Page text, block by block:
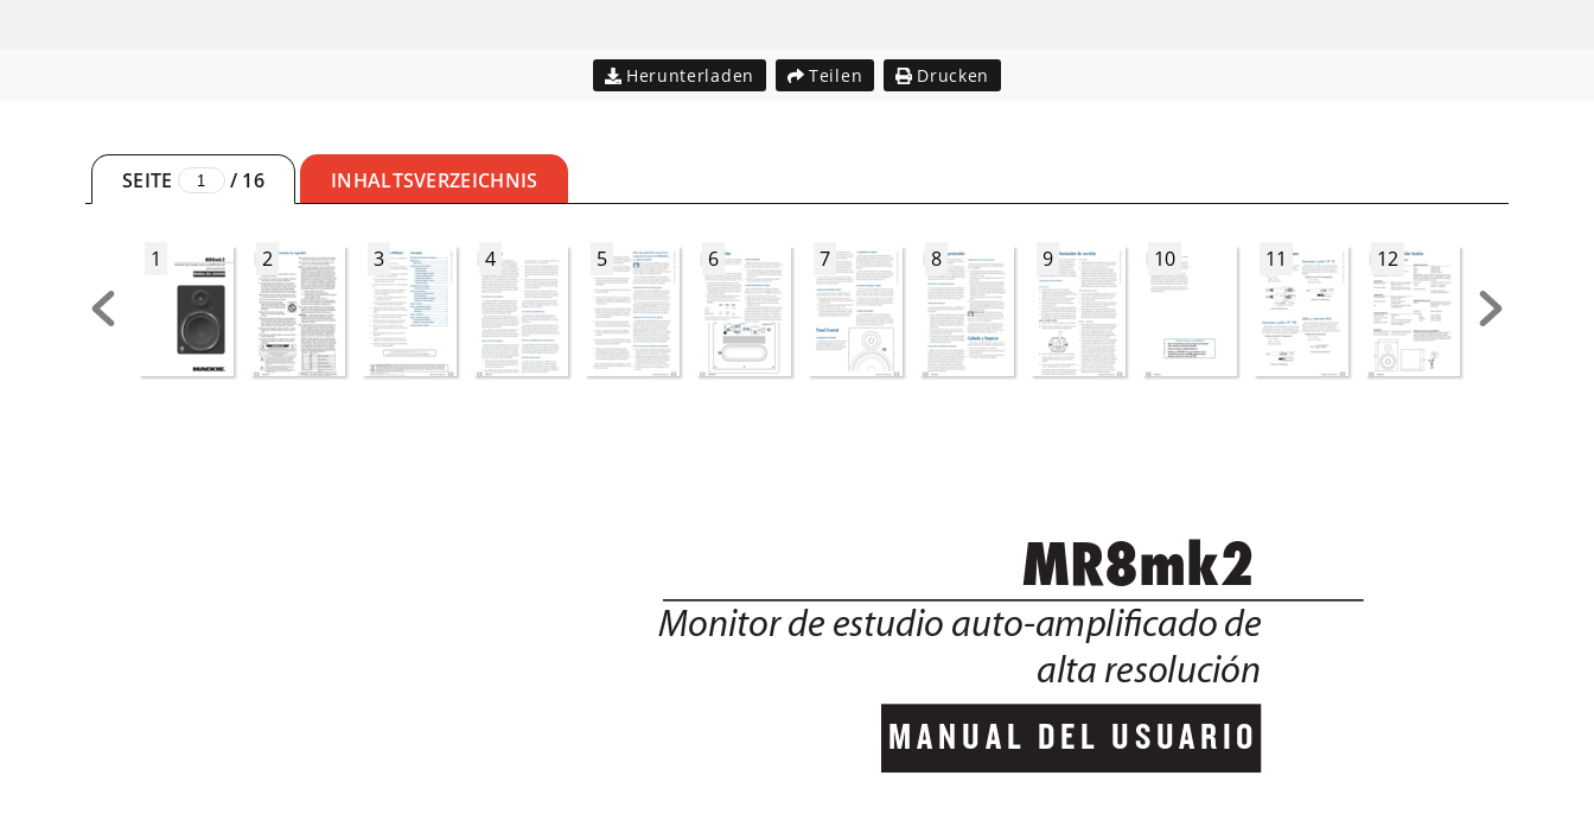
Herunterladen Teilen Drucken
SEITE / 16 INHALTSVERZEICHNIS
1 2 3 4 5 6 7 8 9 10 11 12
MANUAL  DEL  USUARIO
Monitor de estudio auto-ampliﬁcado de
alta resolución
              MR8mk2